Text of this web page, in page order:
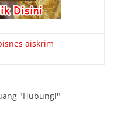
"Hubungi"